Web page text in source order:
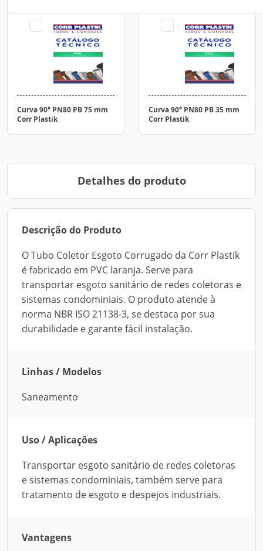
Curva 90° PN80 PB 75 mm
Corr Plastik
Curva 90° PN80 PB 35 mm
Corr Plastik
Detalhes do produto
Descrição do Produto
O Tubo Coletor Esgoto Corrugado da Corr Plastik
é fabricado em PVC laranja. Serve para
transportar esgoto sanitário de redes coletoras e
sistemas condominiais. O produto atende à
norma NBR ISO 21138-3, se destaca por sua
durabilidade e garante fácil instalação.
Linhas / Modelos
Saneamento
Uso / Aplicações
Transportar esgoto sanitário de redes coletoras
e sistemas condominiais, também serve para
tratamento de esgoto e despejos industriais.
Vantagens